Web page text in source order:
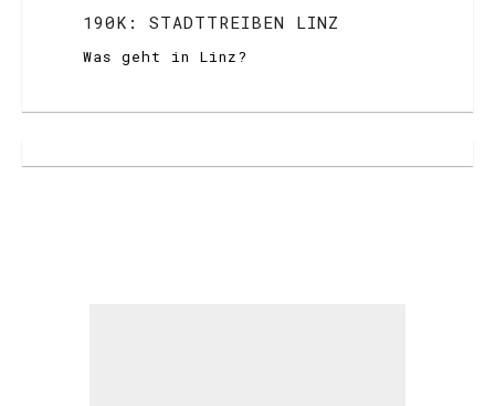
190K: STADTTREIBEN LINZ
Was geht in Linz?